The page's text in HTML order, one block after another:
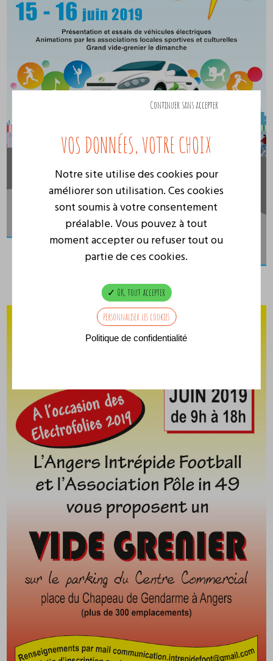
Notre site utilise des cookies pour
améliorer son utilisation. Ces cookies
sont soumis à votre consentement
préalable. Vous pouvez à tout
moment accepter ou refuser tout ou
partie de ces cookies.
OK, tout accepter
Continuer sans accepter
Personnaliser les cookies
Politique de confidentialité